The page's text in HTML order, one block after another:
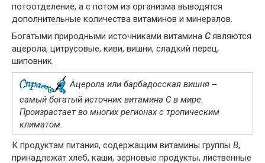
потоотделение, а с потом из организма выводятся
дополнительные количества витаминов и минералов.
Богатыми природными источниками витамина Сявляются
ацерола, цитрусовые, киви, вишни, сладкий перец,
шиповник.
Ацерола или барбадосская вишня ‒
самый богатый источник витамина С в мире.
Произрастает во многих регионах с тропическим
климатом.
К продуктам питания, содержащим витамины группы В,
принадлежат хлеб, каши, зерновые продукты, лиственные